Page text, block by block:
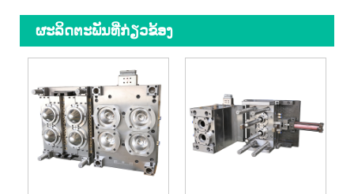
ຜະ​ລິດ​ຕະ​ພັນ​ທີ່​ກ່ຽວ​ຂ້ອງ